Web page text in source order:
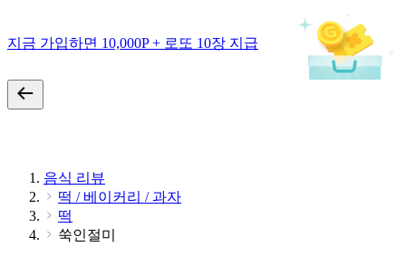
지금 가입하면 10,000P + 로또 10장 지급
음식 리뷰
떡 / 베이커리 / 과자
떡
쑥인절미